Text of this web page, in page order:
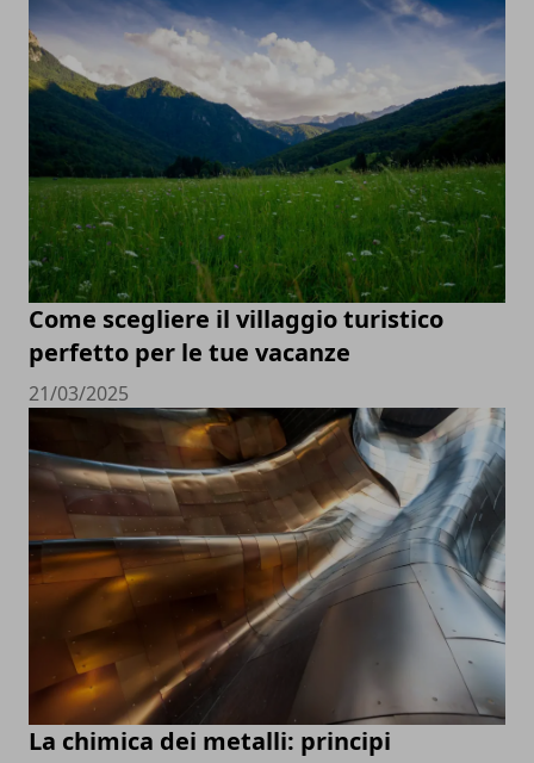
Come scegliere il villaggio turistico
perfetto per le tue vacanze
21/03/2025
La chimica dei metalli: principi